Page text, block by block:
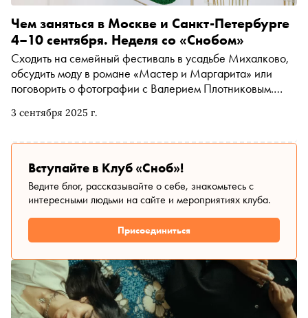
3 сентября 2025 г.
Чем заняться в Москве и Санкт-Петербурге
4–10 сентября. Неделя со «Снобом»
Сходить на семейный фестиваль в усадьбе Михалково,
обсудить моду в романе «Мастер и Маргарита» или
поговорить о фотографии с Валерием Плотниковым.
ближайшей неделе
Вступайте в Клуб «Сноб»!
Ведите блог, рассказывайте о себе, знакомьтесь с
интересными людьми на сайте и мероприятиях клуба.
Присоединиться